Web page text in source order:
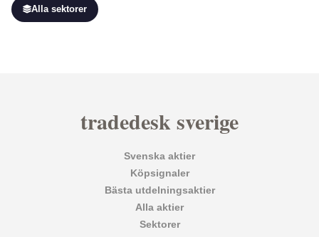
Alla sektorer
tradedesk sverige
Svenska aktier
Köpsignaler
Bästa utdelningsaktier
Alla aktier
Sektorer